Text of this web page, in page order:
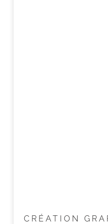
CRÉATION